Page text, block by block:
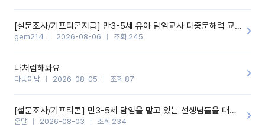
[설문조사/기프티콘지급] 만3-5세 유아 담임교사 다중문해력 교육 증진을 위한 설문조사
gem214 2026-08-06 조회 245
나처럼해봐요
다둥이맘 2026-08-05 조회 87
[설문조사/기프티콘] 만3-5세 담임을 맡고 있는 선생님들을 대상으로 설문조사를 합니다!
온달 2026-08-03 조회 234